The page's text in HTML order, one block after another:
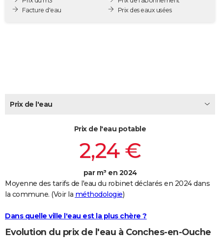
Destinations
City break
Voyage nature
Voyage de noces
Forum
Climat
PHOTO
Dictionnaire
Biographies
Citations
Expressions
Proverbes
Bricolage
Lifestyle
Culture
Sport
Auto
Television
Voyage
Cinema
Facture d'eau
Prix des eaux usées
Prix de l'eau
Prix de l'eau potable
2,24 €
par m³ en 2024
Moyenne des tarifs de l'eau du robinet déclarés en 2024 dans
la commune. (Voir la méthodologie)
Dans quelle ville l'eau est la plus chère ?
Evolution du prix de l'eau à Conches-en-Ouche